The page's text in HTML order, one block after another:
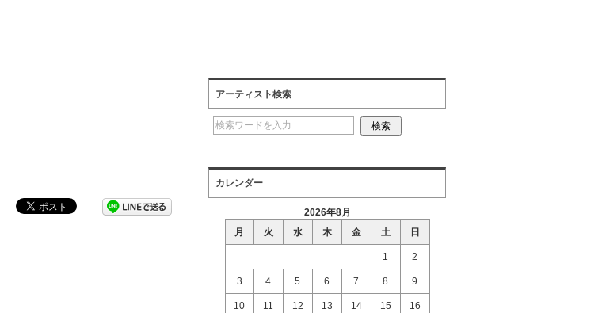
アーティスト検索
カレンダー
2026年8月
月
火 水 木 金 土 日
1 2
3 4 5 6 7 8 9
10 11 12 13 14 15 16